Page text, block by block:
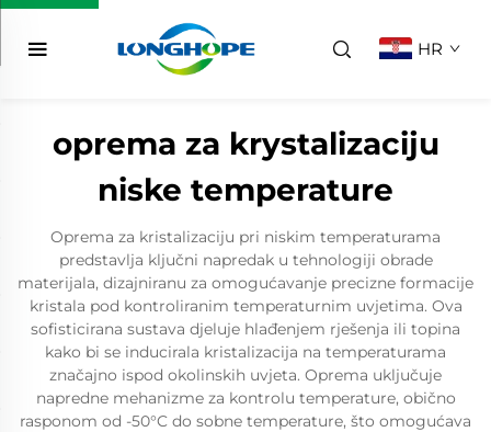
HR
oprema za krystalizaciju
niske temperature
Oprema za kristalizaciju pri niskim temperaturama
predstavlja ključni napredak u tehnologiji obrade
materijala, dizajniranu za omogućavanje precizne formacije
kristala pod kontroliranim temperaturnim uvjetima. Ova
sofisticirana sustava djeluje hlađenjem rješenja ili topina
kako bi se inducirala kristalizacija na temperaturama
značajno ispod okolinskih uvjeta. Oprema uključuje
napredne mehanizme za kontrolu temperature, obično
rasponom od -50°C do sobne temperature, što omogućava